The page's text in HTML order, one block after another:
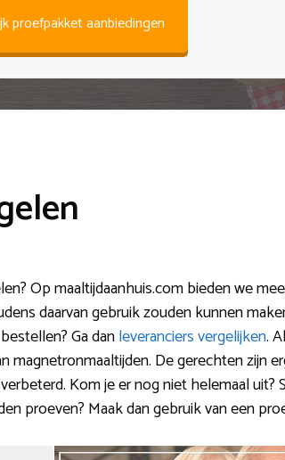
proefpakket aanbiedingen
Op maaltijdaanhuis.com bieden we
daarvan gebruik zouden kunnen
Ga danleveranciers vergelijken.
magnetronmaaltijden. De gerechten zijn
Kom je er nog niet helemaal uit?
proeven? Maak dan gebruik van een